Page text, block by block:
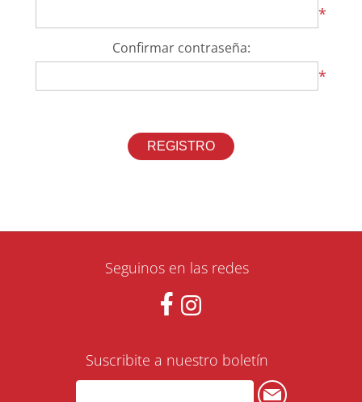
*
Confirmar contraseña:
*
Seguinos en las redes
Suscribite a nuestro boletín